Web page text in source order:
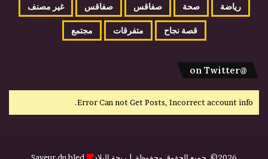
رياضة صحة صفاقس صفاقس غير مصنف
قصة نجاح متفرقات مجتمع
@on Twitter
Error Can not Get Posts, Incorrect account info.